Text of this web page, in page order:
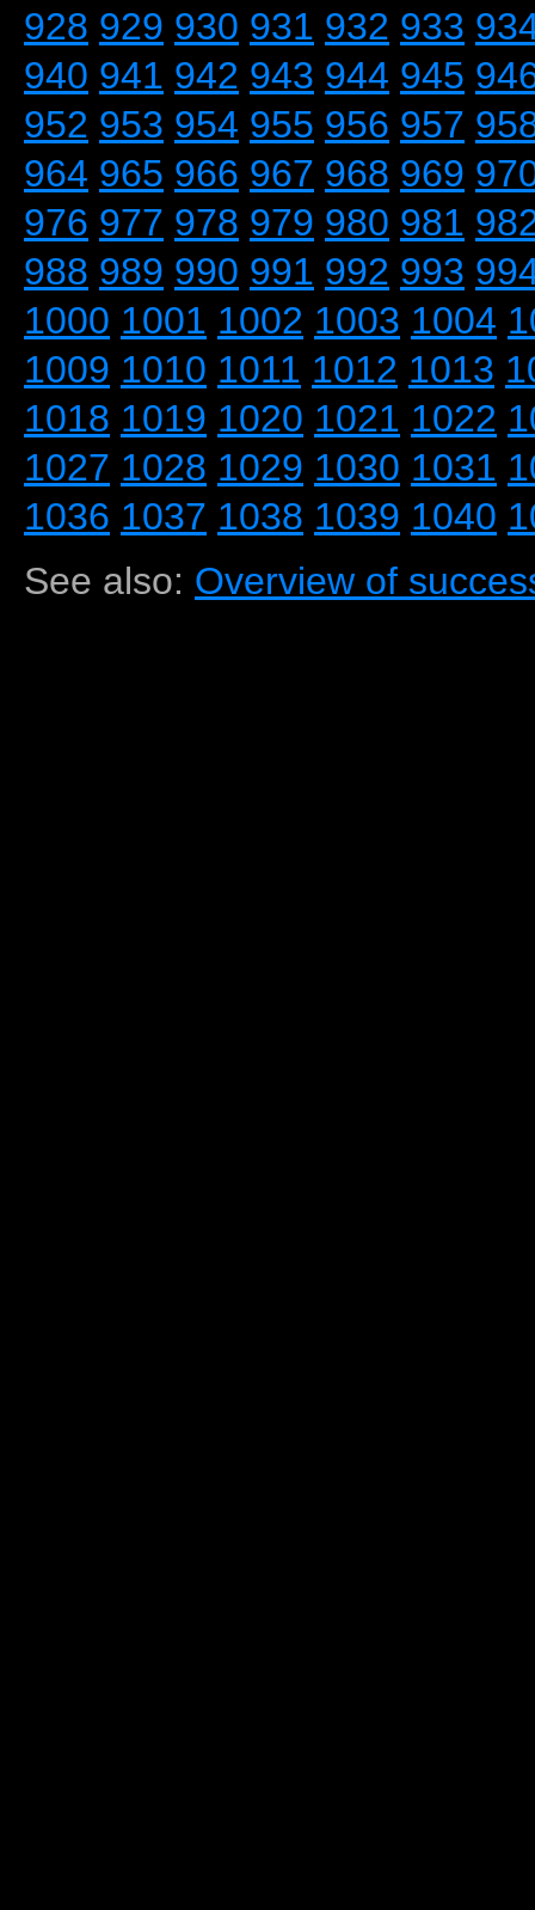
928 929 930 931 932 933
940 941 942 943 944 945
952 953 954 955 956 957
964 965 966 967 968 969
976 977 978 979 980 981
988 989 990 991 992 993
1000 1001 1002 1003 1004
1009 1010 1011 1012 1013
1018 1019 1020 1021 1022
1027 1028 1029 1030 1031
1036 1037 1038 1039 1040
See also: Overview of